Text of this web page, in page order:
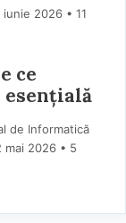
iunie 2026 • 11
ce
esențială
de Informatică
mai 2026 • 5